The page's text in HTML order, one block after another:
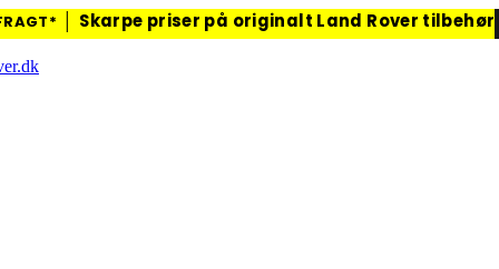
Skarpe priser på originalt Land Rover tilbehør